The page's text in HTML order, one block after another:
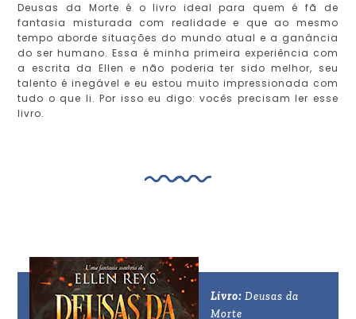
Deusas da Morte é o livro ideal para quem é fã de
fantasia misturada com realidade e que ao mesmo
tempo aborde situações do mundo atual e a ganância
do ser humano. Essa é minha primeira experiência com
a escrita da Ellen e não poderia ter sido melhor, seu
talento é inegável e eu estou muito impressionada com
tudo o que li. Por isso eu digo: vocês precisam ler esse
livro.
Livro:Deusas da
Morte